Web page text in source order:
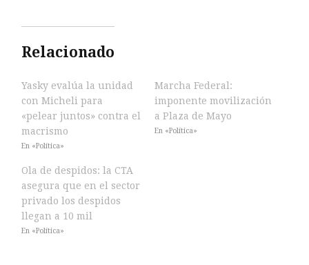
Relacionado
Yasky evalúa la unidad
con Micheli para
«pelear juntos» contra el
macrismo
En «Política»
Marcha Federal:
imponente movilización
a Plaza de Mayo
En «Política»
Ola de despidos: la CTA
asegura que en el sector
privado los despidos
llegan a 10 mil
En «Política»